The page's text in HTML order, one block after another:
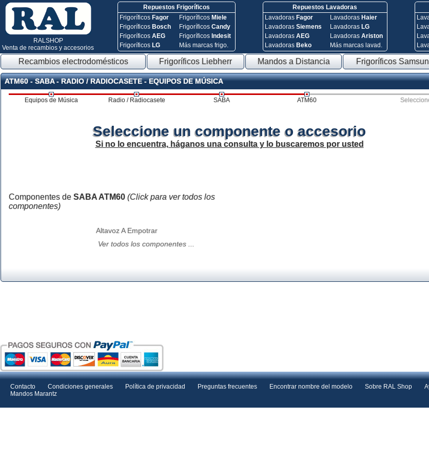
RALSHOP
Venta de recambios y accesorios
Repuestos Frigoríficos
Frigoríficos Fagor
Frigoríficos Bosch
FrigoríficosAEG
Frigoríficos LG
Frigoríficos Miele
FrigoríficosCandy
Frigoríficos Indesit
Más marcas frigo.
Repuestos Lavadoras
Lavadoras Fagor
Lavadoras Siemens
Lavadoras AEG
Lavadoras Beko
Lavadoras Haier
Lavadoras LG
Lavadoras Ariston
Más marcas lavad.
Recambios electrodomésticos Frigoríficos Liebherr Mandos a Distancia Frigoríficos
ATM60 - SABA - RADIO / RADIOCASETE - EQUIPOS DE MÚSICA
Equipos de Música Radio / Radiocasete SABA ATM60
Seleccione un componente o accesorio
Si no lo encuentra, háganos una consulta y lo buscaremos por usted
Componentes de SABA ATM60 (Click para ver todos los
componentes)
Altavoz A Empotrar
Ver todos los componentes ...
Contacto Condiciones generales Política de privacidad Preguntas frecuentes Encontrar nombre del modelo Sobre RAL Shop
Mandos Marantz